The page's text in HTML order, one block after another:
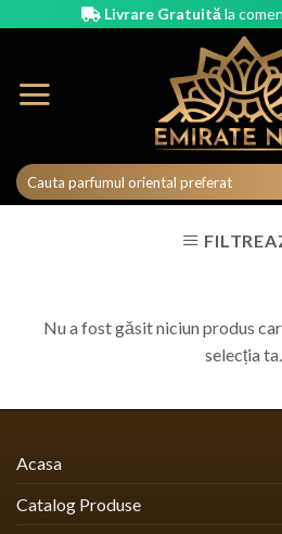
Livrare Gratuităla
Nu a fost găsit niciun produs
selecția ta.
Acasa
Catalog Produse